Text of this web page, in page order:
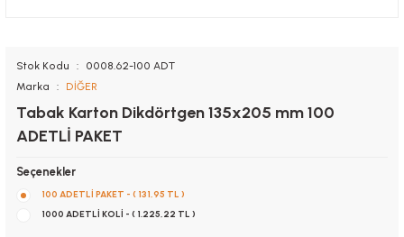
Stok Kodu
0008.62-100 ADT
Marka
DİĞER
Tabak Karton Dikdörtgen 135x205 mm 100
ADETLİ PAKET
Seçenekler
100 ADETLİ PAKET - ( 131,95 TL )
1000 ADETLİ KOLİ - ( 1.225,22 TL )